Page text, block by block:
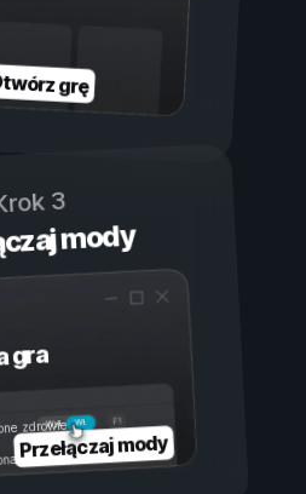
grę
3
mody
gra
Wł.
Wył.
zdrowie
wytrzymałość
Przełączaj mody